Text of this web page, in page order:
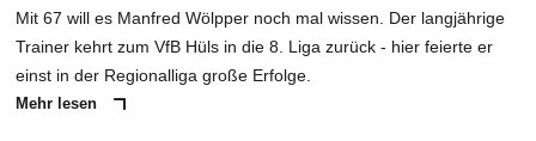
Mit 67 will es Manfred Wölpper noch mal wissen. Der langjährige
Trainer kehrt zum VfB Hüls in die 8. Liga zurück - hier feierte er
einst in der Regionalliga große Erfolge.
Mehr lesen